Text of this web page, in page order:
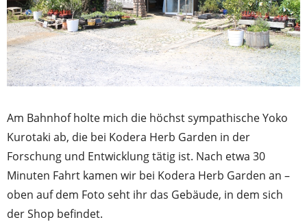
Am Bahnhof holte mich die höchst sympathische Yoko
Kurotaki ab, die bei Kodera Herb Garden in der
Forschung und Entwicklung tätig ist. Nach etwa 30
Minuten Fahrt kamen wir bei Kodera Herb Garden an –
oben auf dem Foto seht ihr das Gebäude, in dem sich
der Shop befindet.